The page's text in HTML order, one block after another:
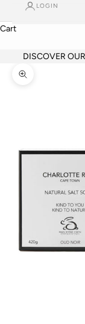
LOGIN
Cart
DISCOVER
Zoom picture